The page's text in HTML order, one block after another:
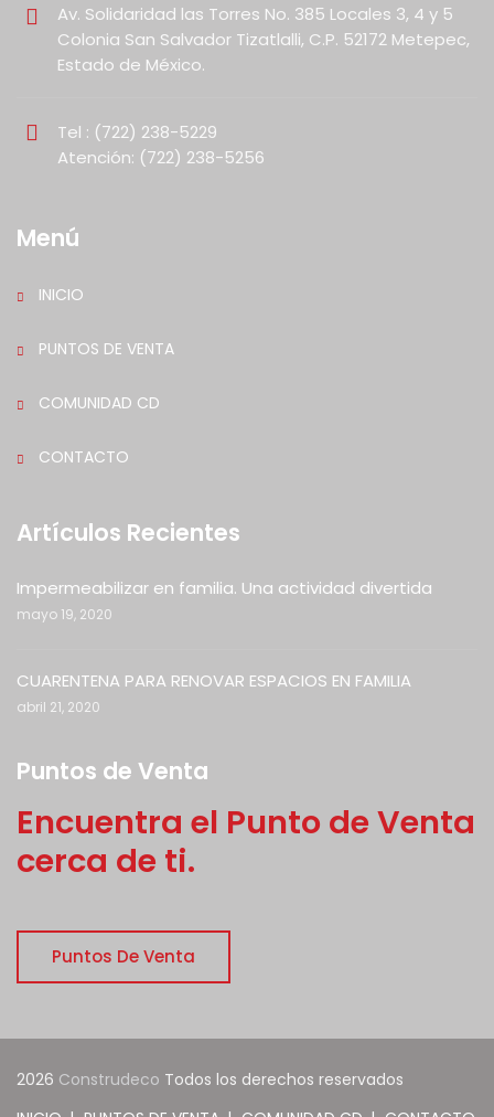
Av. Solidaridad las Torres No. 385 Locales 3, 4 y 5
Colonia San Salvador Tizatlalli, C.P. 52172 Metepec,
Estado de México.
Tel : (722) 238-5229
Atención: (722) 238-5256
Menú
INICIO
PUNTOS DE VENTA
COMUNIDAD CD
CONTACTO
Artículos Recientes
Impermeabilizar en familia. Una actividad divertida
mayo 19, 2020
CUARENTENA PARA RENOVAR ESPACIOS EN FAMILIA
abril 21, 2020
Puntos de Venta
Encuentra el Punto de Venta
cerca de ti.
Puntos De Venta
2026 Construdeco Todos los derechos reservados